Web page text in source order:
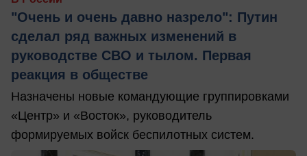
"Очень и очень давно назрело": Путин
сделал ряд важных изменений в
руководстве СВО и тылом. Первая
реакция в обществе
Назначены новые командующие группировками
«Центр» и «Восток», руководитель
формируемых войск беспилотных систем.